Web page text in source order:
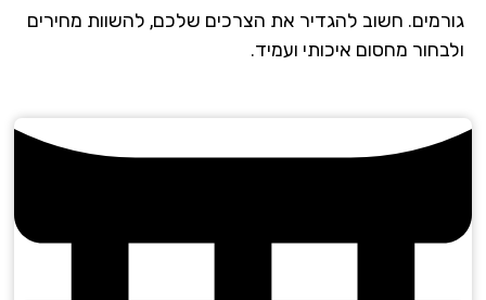
חשוב להגדיר את הצרכים שלכם, להשוות מחירים
מחסום איכותי ועמיד.